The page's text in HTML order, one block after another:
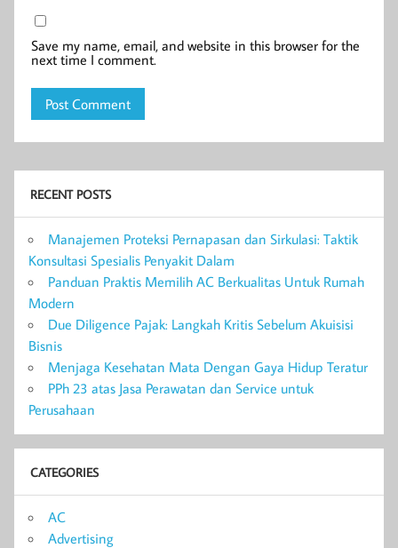
Save my name, email, and website in this browser for the
next time I comment.
RECENT POSTS
Manajemen Proteksi Pernapasan dan Sirkulasi: Taktik
Konsultasi Spesialis Penyakit Dalam
Panduan Praktis Memilih AC Berkualitas Untuk Rumah
Modern
Due Diligence Pajak: Langkah Kritis Sebelum Akuisisi
Bisnis
Menjaga Kesehatan Mata Dengan Gaya Hidup Teratur
PPh 23 atas Jasa Perawatan dan Service untuk
Perusahaan
CATEGORIES
AC
Advertising